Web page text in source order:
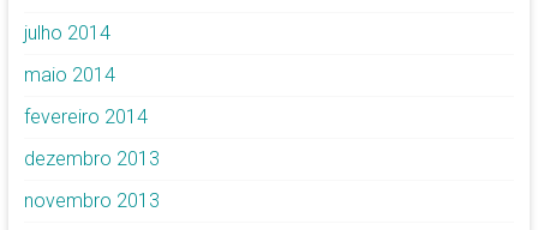
julho 2014
maio 2014
fevereiro 2014
dezembro 2013
novembro 2013